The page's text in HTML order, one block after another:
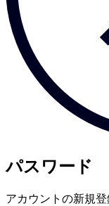
パスワード
アカウントの新規